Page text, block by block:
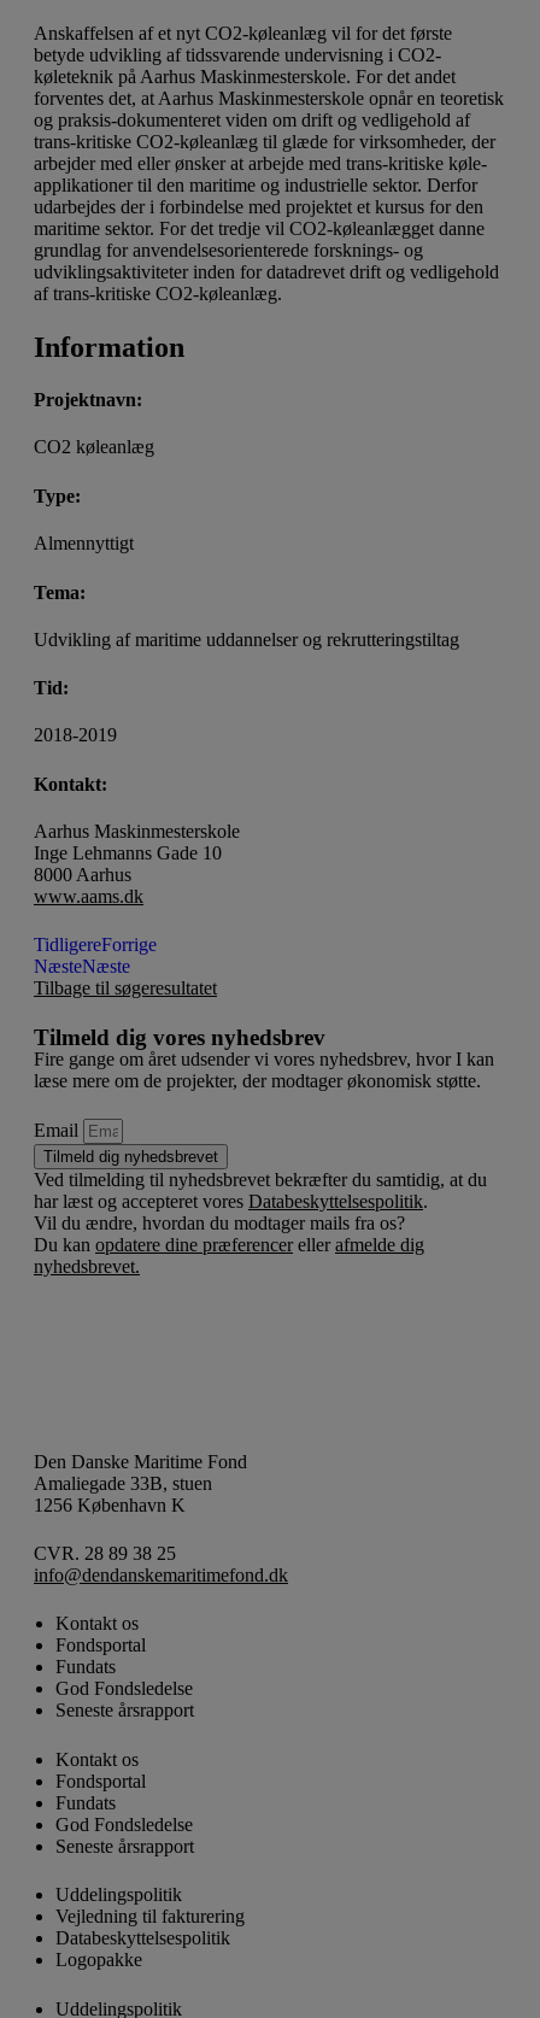
Anskaffelsen af et nyt CO2-køleanlæg vil for det første
betyde udvikling af tidssvarende undervisning i CO2-
køleteknik på Aarhus Maskinmesterskole. For det andet
forventes det, at Aarhus Maskinmesterskole opnår en teoretisk
og praksis-dokumenteret viden om drift og vedligehold af
trans-kritiske CO2-køleanlæg til glæde for virksomheder, der
arbejder med eller ønsker at arbejde med trans-kritiske køle-
applikationer til den maritime og industrielle sektor. Derfor
udarbejdes der i forbindelse med projektet et kursus for den
maritime sektor. For det tredje vil CO2-køleanlægget danne
grundlag for anvendelsesorienterede forsknings- og
udviklingsaktiviteter inden for datadrevet drift og vedligehold
af trans-kritiske CO2-køleanlæg.
Information
Projektnavn:
CO2 køleanlæg
Type:
Almennyttigt
Tema:
Udvikling af maritime uddannelser og rekrutteringstiltag
Tid:
2018-2019
Kontakt:
Aarhus Maskinmesterskole
Inge Lehmanns Gade 10
8000 Aarhus
www.aams.dk
TidligereForrige
NæsteNæste
Tilbage til søgeresultatet
Tilmeld dig vores nyhedsbrev
Fire gange om året udsender vi vores nyhedsbrev, hvor I kan
læse mere om de projekter, der modtager økonomisk støtte.
Email
Tilmeld dig nyhedsbrevet
Ved tilmelding til nyhedsbrevet bekræfter du samtidig, at du
har læst og accepteret vores Databeskyttelsespolitik.
Vil du ændre, hvordan du modtager mails fra os?
Du kan opdatere dine præferencerellerafmelde dig
nyhedsbrevet.
Den Danske Maritime Fond
Amaliegade 33B, stuen
1256 København K
CVR. 28 89 38 25
info@dendanskemaritimefond.dk
Kontakt os
Fondsportal
Fundats
God Fondsledelse
Seneste årsrapport
Kontakt os
Fondsportal
Fundats
God Fondsledelse
Seneste årsrapport
Uddelingspolitik
Vejledning til fakturering
Databeskyttelsespolitik
Logopakke
Uddelingspolitik